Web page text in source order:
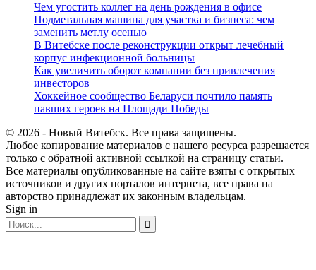
Чем угостить коллег на день рождения в офисе
Подметальная машина для участка и бизнеса: чем
заменить метлу осенью
В Витебске после реконструкции открыт лечебный
корпус инфекционной больницы
Как увеличить оборот компании без привлечения
инвесторов
Хоккейное сообщество Беларуси почтило память
павших героев на Площади Победы
© 2026 - Новый Витебск. Все права защищены.
Любое копирование материалов с нашего ресурса разрешается
только с обратной активной ссылкой на страницу статьи.
Все материалы опубликованные на сайте взяты с открытых
источников и других порталов интернета, все права на
авторство принадлежат их законным владельцам.
Sign in